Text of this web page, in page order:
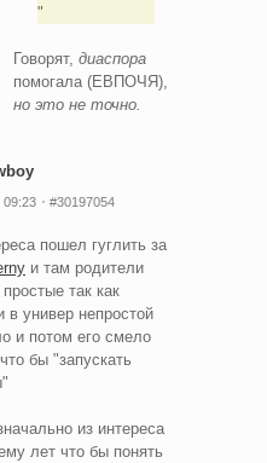
Говорят, диаспора
помогала (ЕВПОЧЯ),
но это не точно.
09:23 #30197054
пошел гуглить за
и там родители
так как
в универ непростой
и потом его смело
бы "запускать
из интереса
лет что бы понять